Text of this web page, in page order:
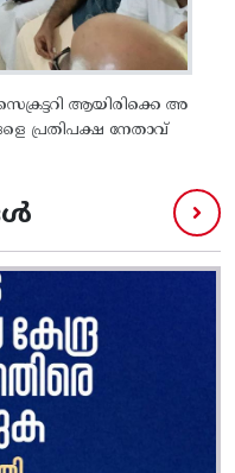
ആയിരിക്കെ അ
പ്രതിപക്ഷ നേതാവ്